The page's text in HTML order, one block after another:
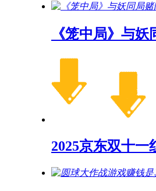
《笼中局》与
2025京东双十一